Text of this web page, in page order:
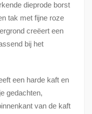
dieprode borst
tak met fijne roze
creëert een
bij het
een harde kaft en
gedachten,
van de kaft